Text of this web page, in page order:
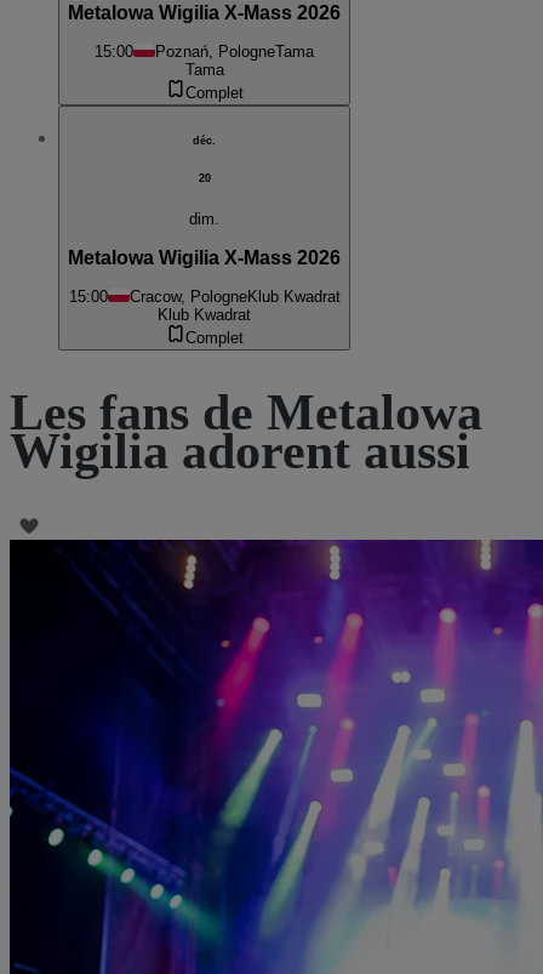
Metalowa Wigilia X-Mass 2026
15:00 Poznań, PologneTama
Tama
Complet
déc.
20
dim.
Metalowa Wigilia X-Mass 2026
15:00 Cracow, PologneKlub Kwadrat
Klub Kwadrat
Complet
Les fans de Metalowa
Wigilia adorent aussi